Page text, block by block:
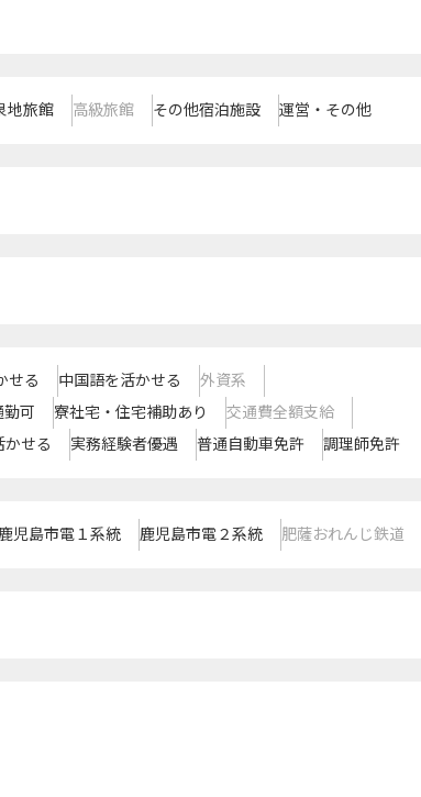
地旅館 高級旅館 その他宿泊施設 運営・その他
せる 中国語を活かせる
外資系
勤可 寮社宅・住宅補助あり
交通費全額支給
かせる 実務経験者優遇 普通自動車免許 調理師免許
鹿児島市電１系統 鹿児島市電２系統 肥薩おれんじ鉄道